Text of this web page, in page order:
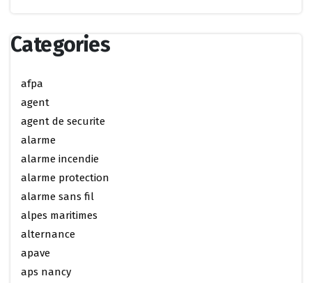
Categories
afpa
agent
agent de securite
alarme
alarme incendie
alarme protection
alarme sans fil
alpes maritimes
alternance
apave
aps nancy